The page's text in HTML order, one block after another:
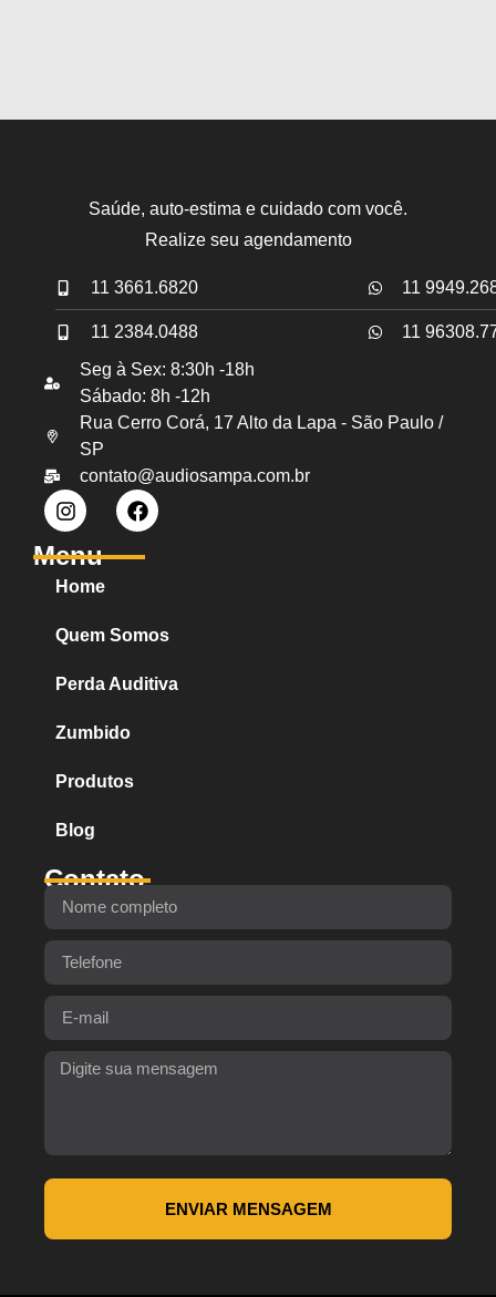
Saúde, auto-estima e cuidado com você.
Realize seu agendamento
11 3661.6820
11 2384.0488
11
11
Seg à Sex: 8:30h -18h
Sábado: 8h -12h
Rua Cerro Corá, 17 Alto da Lapa - São Paulo /
SP
contato@audiosampa.com.br
Menu
Home
Quem Somos
Perda Auditiva
Zumbido
Produtos
Blog
Contato
ENVIAR MENSAGEM